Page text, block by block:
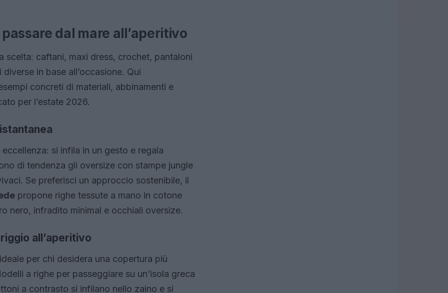
dal mare all’aperitivo
scelta: caftani, maxi dress, crochet, pantaloni
in base all’occasione. Qui
concreti di materiali, abbinamenti e
per l’estate 2026.
si infila in un gesto e regala
di tendenza gli oversize con stampe jungle
Se preferisci un approccio sostenibile, il
propone righe tessute a mano in cotone
nero, infradito minimal e occhiali oversize.
all’aperitivo
per chi desidera una copertura più
a righe per passeggiare su un’isola greca
a contrasto si infilano nello zaino e si